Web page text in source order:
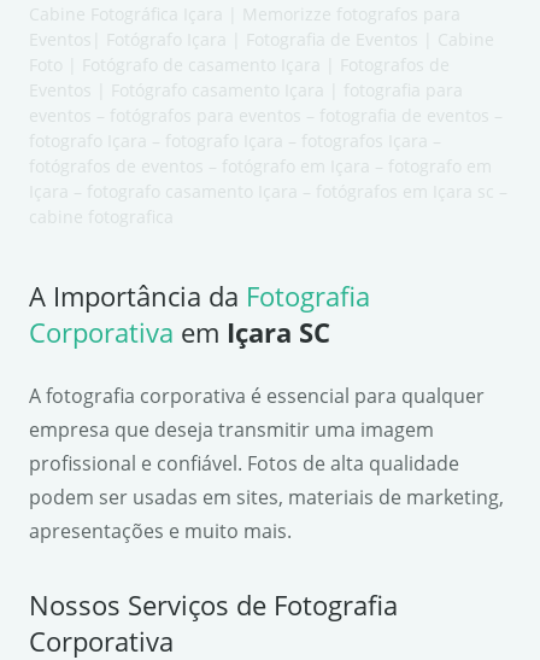
Cabine Fotográfica Içara | Memorizze fotografos para
Eventos| Fotógrafo Içara | Fotografia de Eventos | Cabine
Foto | Fotógrafo de casamento Içara | Fotografos de
Eventos | Fotógrafo casamento Içara | fotografia para
eventos – fotógrafos para eventos – fotografia de eventos –
fotografo Içara – fotografo Içara – fotografos Içara –
fotógrafos de eventos – fotógrafo em Içara – fotografo em
Içara – fotografo casamento Içara – fotógrafos em Içara sc –
cabine fotografica
A Importância da Fotografia
Corporativa em Içara SC
A fotografia corporativa é essencial para qualquer
empresa que deseja transmitir uma imagem
profissional e confiável. Fotos de alta qualidade
podem ser usadas em sites, materiais de marketing,
apresentações e muito mais.
Nossos Serviços de Fotografia
Corporativa